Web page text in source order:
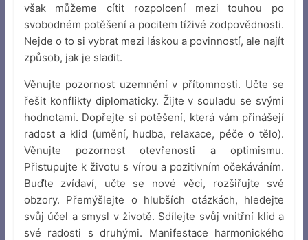
však můžeme cítit rozpolcení mezi touhou po
svobodném potěšení a pocitem tíživé zodpovědnosti.
Nejde o to si vybrat mezi láskou a povinností, ale najít
způsob, jak je sladit.
Věnujte pozornost uzemnění v přítomnosti. Učte se
řešit konflikty diplomaticky. Žijte v souladu se svými
hodnotami. Dopřejte si potěšení, která vám přinášejí
radost a klid (umění, hudba, relaxace, péče o tělo).
Věnujte pozornost otevřenosti a optimismu.
Přistupujte k životu s vírou a pozitivním očekáváním.
Buďte zvídaví, učte se nové věci, rozšiřujte své
obzory. Přemýšlejte o hlubších otázkách, hledejte
svůj účel a smysl v životě. Sdílejte svůj vnitřní klid a
své radosti s druhými. Manifestace harmonického